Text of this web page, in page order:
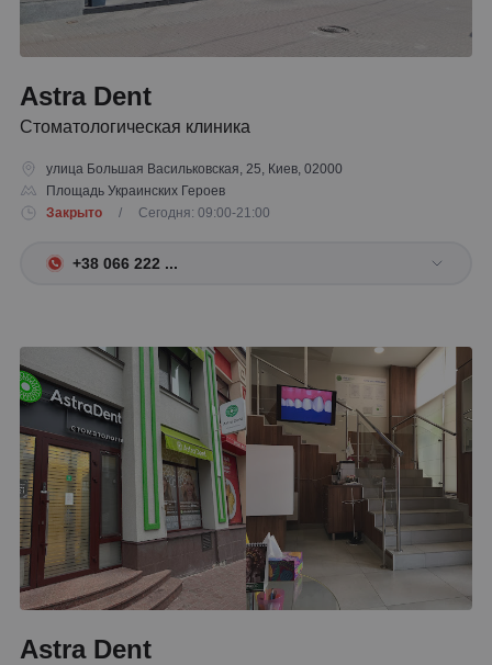
Astra Dent
Стоматологическая клиника
улица Большая Васильковская, 25, Киев, 02000
Площадь Украинских Героев
Закрыто
/ Сегодня: 09:00-21:00
+38 066 222 ...
Astra Dent